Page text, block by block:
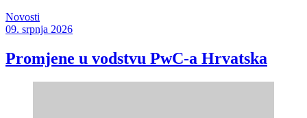
Novosti
09. srpnja 2026
Promjene u vodstvu PwC-a Hrvatska